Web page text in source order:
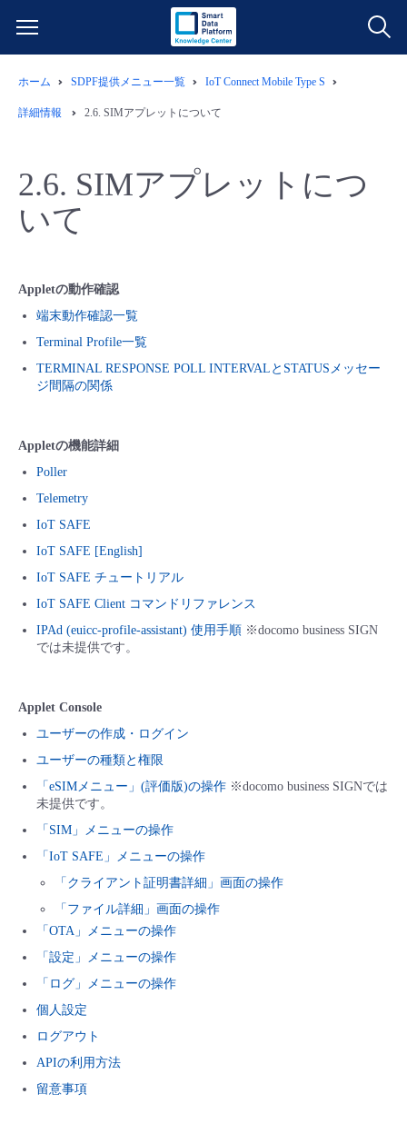
サービス一覧
クラウド/サーバー
IoT
モニタリング/監査
管理機能
すべてのメニューを見る
データ利活用
ネットワーク
IoT
サポート
管理機能
すべてのメニューを見る
料金情報
データ利活用
クラウド/サーバー
IoT
モニタリング/監査
サポート
すべてのメニューを見る
■ 管理機能
- 管理機能
- 新規お申し込み方法
- 初期設定・確認
■ 基本構築ガイド
- クラウド / サーバー
- Flexible InterConnect
- Flexible Remote Access
- vUTM2
- バックアップ
- データと分析
- IoT
- マルチクラウド利用
- リモートワーク
- ITインフラストラクチャー
- その他
故障/メンテナンス履歴
メンテナンス予定
定期メンテナンス
パートナー
販売パートナー向けプログラム
協業パートナー
トレーニング/操作動画
脱炭素化
ホーム SDPF提供メニュー一覧 IoT Connect Mobile Type S
詳細情報 2.6. SIMアプレットについて
2.6. SIMアプレットにつ
いて
Appletの動作確認
端末動作確認一覧
Terminal Profile一覧
TERMINAL RESPONSE POLL INTERVALとSTATUSメッセー
ジ間隔の関係
Appletの機能詳細
Poller
Telemetry
IoT SAFE
IoT SAFE [English]
IoT SAFE チュートリアル
IoT SAFE Client コマンドリファレンス
IPAd (euicc-profile-assistant) 使用手順 ※docomo business SIGN
では未提供です。
Applet Console
ユーザーの作成・ログイン
ユーザーの種類と権限
「eSIMメニュー」(評価版)の操作 ※docomo business SIGNでは
未提供です。
「SIM」メニューの操作
「IoT SAFE」メニューの操作
「クライアント証明書詳細」画面の操作
「ファイル詳細」画面の操作
「OTA」メニューの操作
「設定」メニューの操作
「ログ」メニューの操作
個人設定
ログアウト
APIの利用方法
留意事項